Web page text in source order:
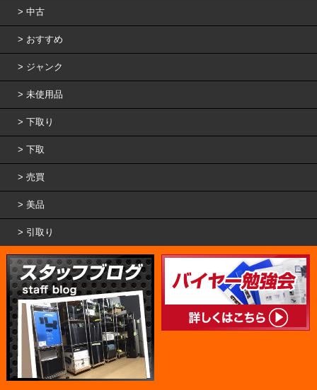
中古
おすすめ
ジャンク
未使用品
下取り
下取
売買
美品
引取り